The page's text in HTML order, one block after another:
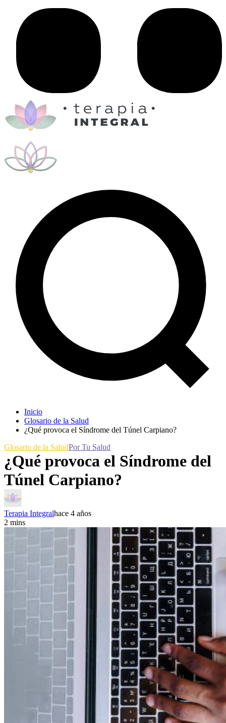
Inicio
Glosario de la Salud
¿Qué provoca el Síndrome del Túnel Carpiano?
Glosario de la SaludPor Tu Salud
¿Qué provoca el Síndrome del
Túnel Carpiano?
Terapia Integralhace 4 años
2 mins